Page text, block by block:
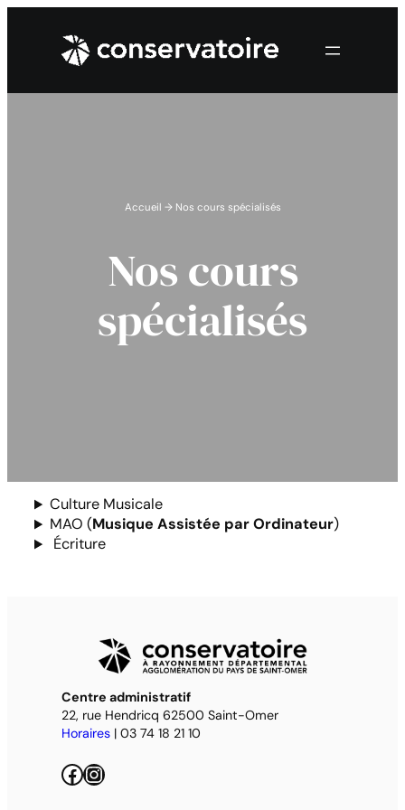
Accueil → Nos cours spécialisés
Nos cours
spécialisés
Culture Musicale
MAO (Musique Assistée par Ordinateur)
Écriture
Centre administratif
22, rue Hendricq 62500 Saint-Omer
Horaires | 03 74 18 21 10
Facebook Instagram